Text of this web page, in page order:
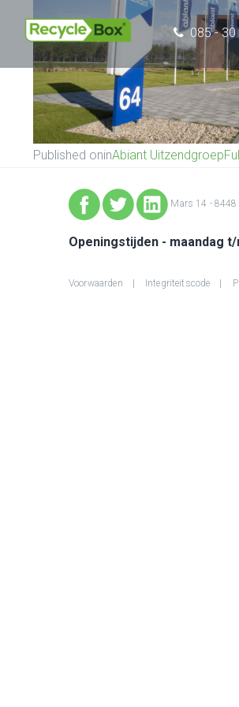
085 -
Published oninAbiant Uitzendgroep
Mars 14 - 8448
Openingstijden - maandag
Voorwaarden Integriteitscode